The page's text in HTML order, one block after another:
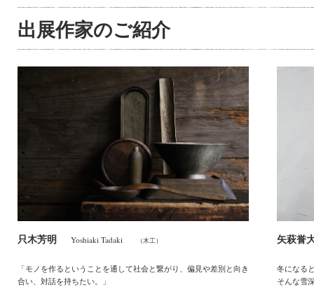
出展作家のご紹介
只木芳明 Yoshiaki Tadaki （木工）
「モノを作るということを通して社会と繋がり、偏見や差別と向き
合い、対話を持ちたい。」
矢萩誉
冬になる
そんな雪